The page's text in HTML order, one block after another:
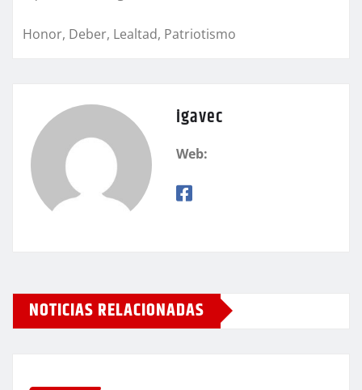
Honor, Deber, Lealtad, Patriotismo
igavec
Web:
NOTICIAS RELACIONADAS